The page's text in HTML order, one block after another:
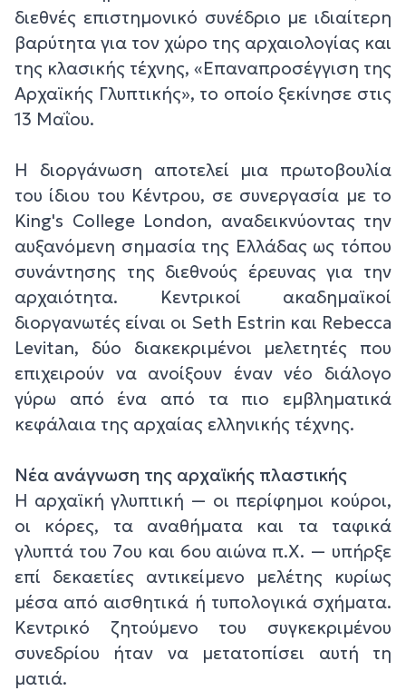
διεθνές επιστημονικό συνέδριο με ιδιαίτερη
βαρύτητα για τον χώρο της αρχαιολογίας και
της κλασικής τέχνης, «Επαναπροσέγγιση της
Αρχαϊκής Γλυπτικής», το οποίο ξεκίνησε στις
13 Μαΐου.
Η διοργάνωση αποτελεί μια πρωτοβουλία
του ίδιου του Κέντρου, σε συνεργασία με το
King's College London, αναδεικνύοντας την
αυξανόμενη σημασία της Ελλάδας ως τόπου
συνάντησης της διεθνούς έρευνας για την
αρχαιότητα. Κεντρικοί ακαδημαϊκοί
διοργανωτές είναι οι Seth Estrin και Rebecca
Levitan, δύο διακεκριμένοι μελετητές που
επιχειρούν να ανοίξουν έναν νέο διάλογο
γύρω από ένα από τα πιο εμβληματικά
κεφάλαια της αρχαίας ελληνικής τέχνης.
Νέα ανάγνωση της αρχαϊκής πλαστικής
Η αρχαϊκή γλυπτική — οι περίφημοι κούροι,
οι κόρες, τα αναθήματα και τα ταφικά
γλυπτά του 7ου και 6ου αιώνα π.Χ. — υπήρξε
επί δεκαετίες αντικείμενο μελέτης κυρίως
μέσα από αισθητικά ή τυπολογικά σχήματα.
Κεντρικό ζητούμενο του συγκεκριμένου
συνεδρίου ήταν να μετατοπίσει αυτή τη
ματιά.